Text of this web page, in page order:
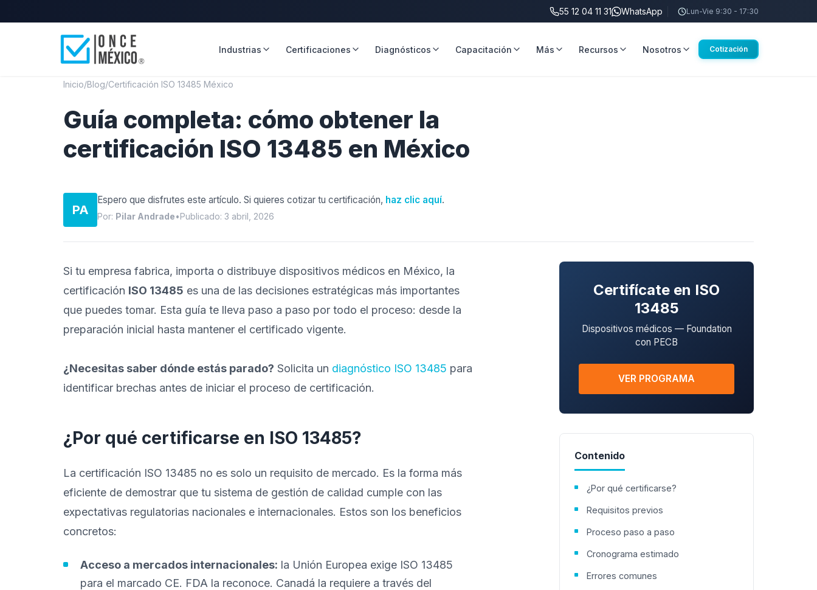
55 12 04 11 31 WhatsApp Lun-Vie 9:30 - 17:30
Industrias Certificaciones Diagnósticos Capacitación Más Recursos Nosotros Cotización
Inicio/Blog/Certificación ISO 13485 México
Guía completa: cómo obtener la
certificación ISO 13485 en México
PA
Espero que disfrutes este artículo. Si quieres cotizar tu certificación, haz clic aquí.
Por: Pilar Andrade•Publicado: 3 abril, 2026
Si tu empresa fabrica, importa o distribuye dispositivos médicos en México, la
certificación ISO 13485 es una de las decisiones estratégicas más importantes
que puedes tomar. Esta guía te lleva paso a paso por todo el proceso: desde la
preparación inicial hasta mantener el certificado vigente.
¿Necesitas saber dónde estás parado? Solicita un diagnóstico ISO 13485 para
identificar brechas antes de iniciar el proceso de certificación.
¿Por qué certificarse en ISO 13485?
La certificación ISO 13485 no es solo un requisito de mercado. Es la forma más
eficiente de demostrar que tu sistema de gestión de calidad cumple con las
expectativas regulatorias nacionales e internacionales. Estos son los beneficios
concretos:
Acceso a mercados internacionales: la Unión Europea exige ISO 13485
para el marcado CE. FDA la reconoce. Canadá la requiere a través del
Certifícate en ISO
13485
Dispositivos médicos — Foundation
con PECB
VER PROGRAMA
Contenido
¿Por qué certificarse?
Requisitos previos
Proceso paso a paso
Cronograma estimado
Errores comunes